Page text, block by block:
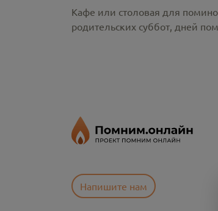
Кафе или столовая для
родительских суббот, дней
Напишите нам